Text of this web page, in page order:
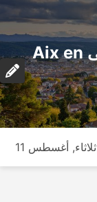
رحلات جوية من لندن (LON) إلى Aix en
ثلاثاء, أغسطس 11